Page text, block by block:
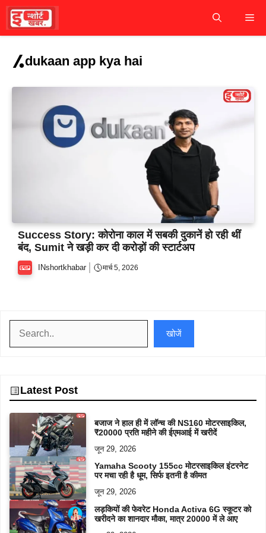
Skip
content
dukaan app kya hai
Success Story: कोरोना काल में सबकी दुकानें हो रही थीं
बंद, Sumit ने खड़ी कर दी करोड़ों की स्टार्टअप
INshortkhabar मार्च 5, 2026
खोजें
Latest Post
बजाज ने हाल ही में लॉन्च की NS160 मोटरसाइकिल,
₹20000 प्रति महीने की ईएमआई में खरीदें
जून 29, 2026
Yamaha Scooty 155cc मोटरसाइकिल इंटरनेट
पर मचा रही है धूम, सिर्फ इतनी है कीमत
जून 29, 2026
लड़कियों की फेवरेट Honda Activa 6G स्कूटर को
खरीदने का शानदार मौका, मात्र 20000 में ले आए